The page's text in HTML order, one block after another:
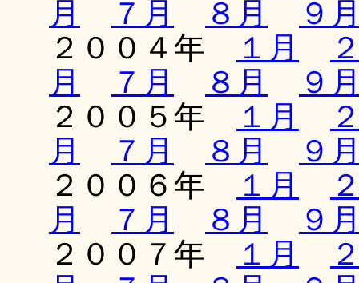
月
７月 ８月
９
２００４年
１月
月
７月 ８月
９
２００５年
１月
月
７月 ８月
９
２００６年
１月
月
７月 ８月
９
２００７年
１月